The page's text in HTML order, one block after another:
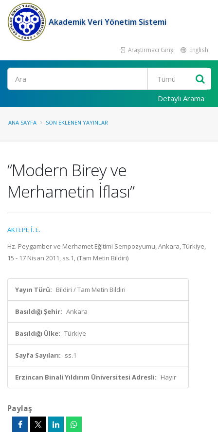
Akademik Veri Yönetim Sistemi
Araştırmacı Girişi English
Ara
Detaylı Arama
ANA SAYFA SON EKLENEN YAYINLAR
“Modern Birey ve
Merhametin İflası”
AKTEPE İ. E.
Hz. Peygamber ve Merhamet Eğitimi Sempozyumu, Ankara, Türkiye,
15 - 17 Nisan 2011, ss.1, (Tam Metin Bildiri)
Yayın Türü: Bildiri / Tam Metin Bildiri
Basıldığı Şehir: Ankara
Basıldığı Ülke: Türkiye
Sayfa Sayıları: ss.1
Erzincan Binali Yıldırım Üniversitesi Adresli: Hayır
Paylaş